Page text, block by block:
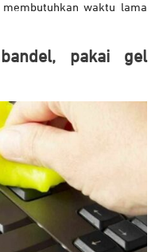
waktu lama
pakai gel